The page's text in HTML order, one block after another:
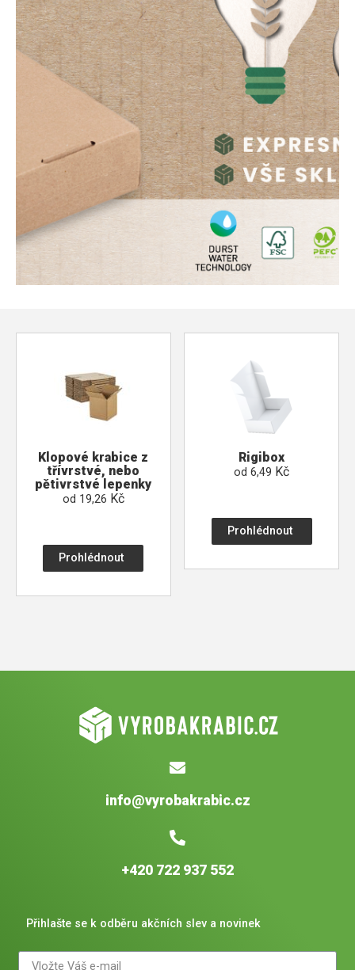
Klopové krabice z
třívrstvé, nebo
pětivrstvé lepenky
od 19,26 Kč
Prohlédnout
Rigibox
od6,49 Kč
Prohlédnout
info@vyrobakrabic.cz
+420 722 937 552
Přihlašte se k odběru akčních slev a novinek